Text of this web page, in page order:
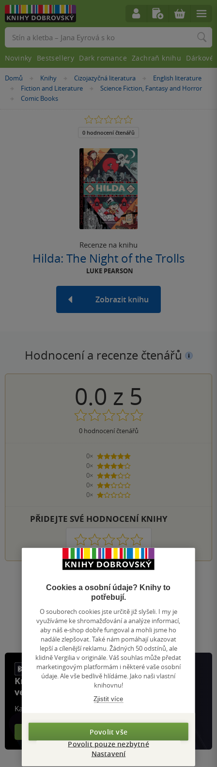
Nacházíte
Domů »Knihy »Cizojazyčná literatura »English literature
»
Fiction and Literature »
Science Fiction, Fantasy and Horror
»
Comic Books
Recenze na knihu
Hilda: The Night of the Trolls
LUKE PEARSON
Zobrazit knihu
0.0
z
5
0 hodnocení čtenářů
Hodnocení a recenze čtenářů
0.0 z 5
0hodnocení čtenářů
0×
5 hvězdiček
0×
4 hvězdičky
0×
3 hvězdičky
0×
2 hvězdičky
0×
1 hvezdička
PŘIDEJTE SVÉ HODNOCENÍ KNIHY
1 2 3 4 5
Zobrazeno 20 z 20
Přejít
na
stránku
Vyhledávání
Novinky Bestsellery Dark romance Zachraň knihu Dárkové
Knihy, recenze a klubové výhody
ve vaší kapse a naší appce KDčko
Každý měsíc společně přečteme tisíce knih
Více o klubu
Cookies a osobní údaje? Knihy to
potřebují.
O souborech cookies jste určitě již slyšeli. I my je
využíváme ke shromažďování a analýze informací,
aby náš e-shop dobře fungoval a mohli jsme ho
nadále zlepšovat. Také nám pomáhají ukazovat
lepší a cílenější reklamu. Žádných 50 odstínů, ale
klidně Vergilia v originále. Váš souhlas může předat
marketingovým platformám i některé vaše osobní
údaje. Ale vše bedlivě hlídáme. Jako naši vlastní
knihovnu!
Zjistit více
Povolit vše
Povolit pouze nezbytné
Nastavení